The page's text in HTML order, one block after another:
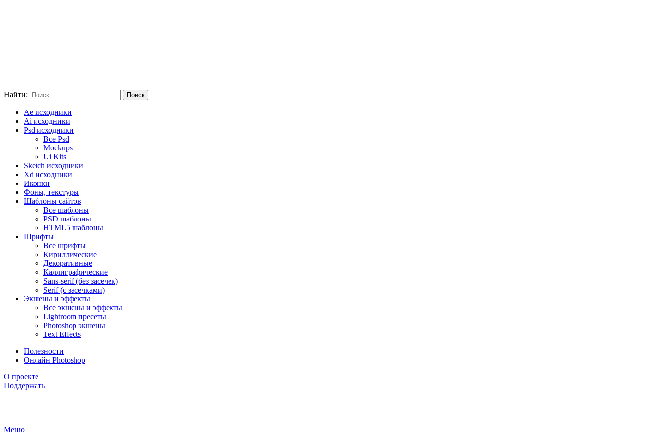
Найти:
Ae исходники
Ai исходники
Psd исходники
Все Psd
Mockups
Ui Kits
Sketch исходники
Xd исходники
Иконки
Фоны, текстуры
Шаблоны сайтов
Все шаблоны
PSD шаблоны
HTML5 шаблоны
Шрифты
Все шрифты
Кириллические
Декоративные
Каллиграфические
Sans-serif (без засечек)
Serif (с засечками)
Экшены и эффекты
Все экшены и эффекты
Lightroom пресеты
Photoshop экшены
Text Effects
Полезности
Онлайн Photoshop
О проекте
Поддержать
Меню